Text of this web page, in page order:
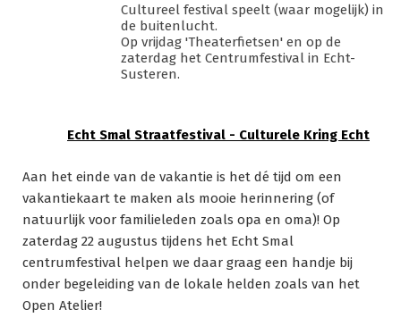
Cultureel festival speelt (waar mogelijk) in
de buitenlucht.
Op vrijdag 'Theaterfietsen' en op de
zaterdag het Centrumfestival in Echt-
Susteren.
Echt Smal Straatfestival - Culturele Kring Echt
Aan het einde van de vakantie is het dé tijd om een
vakantiekaart te maken als mooie herinnering (of
natuurlijk voor familieleden zoals opa en oma)! Op
zaterdag 22 augustus tijdens het Echt Smal
centrumfestival helpen we daar graag een handje bij
onder begeleiding van de lokale helden zoals van het
Open Atelier!